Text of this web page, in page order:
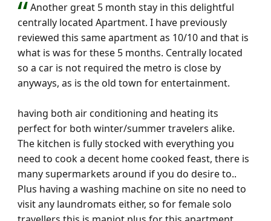
Another great 5 month stay in this delightful
centrally located Apartment. I have previously
reviewed this same apartment as 10/10 and that is
what is was for these 5 months. Centrally located
so a car is not required the metro is close by
anyways, as is the old town for entertainment.
having both air conditioning and heating its
perfect for both winter/summer travelers alike.
The kitchen is fully stocked with everything you
need to cook a decent home cooked feast, there is
many supermarkets around if you do desire to..
Plus having a washing machine on site no need to
visit any laundromats either, so for female solo